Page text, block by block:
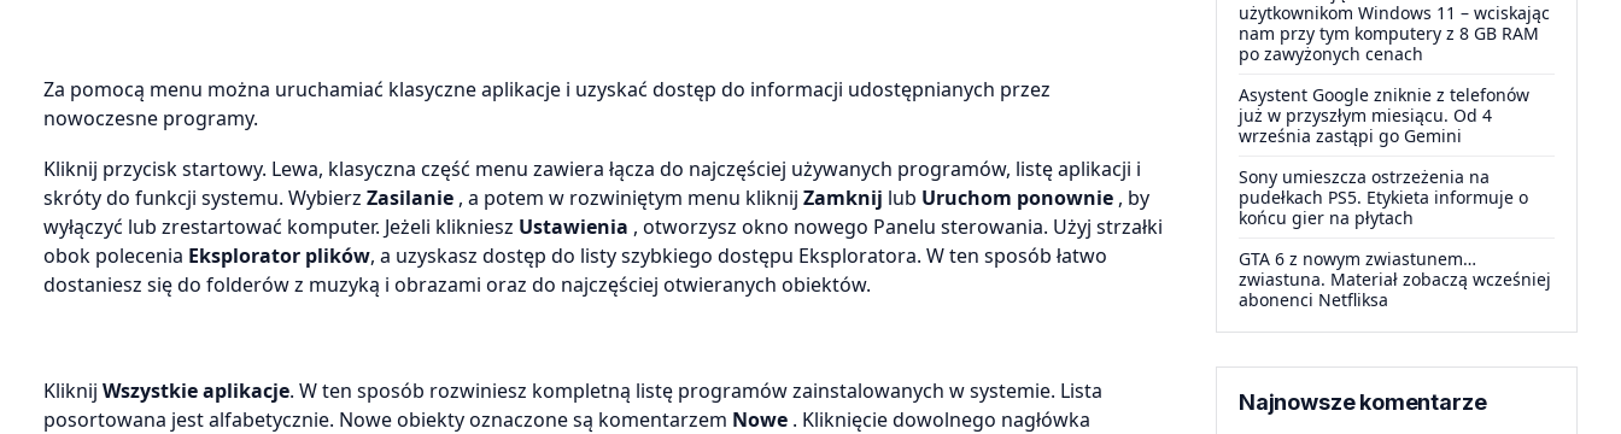
Za pomocą menu można uruchamiać klasyczne aplikacje i uzyskać dostęp do informacji udostępnianych przez
nowoczesne programy.
Kliknij przycisk startowy. Lewa, klasyczna część menu zawiera łącza do najczęściej używanych programów, listę aplikacji i
skróty do funkcji systemu. Wybierz Zasilanie , a potem w rozwiniętym menu kliknij Zamknij lub Uruchom ponownie , by
wyłączyć lub zrestartować komputer. Jeżeli klikniesz Ustawienia , otworzysz okno nowego Panelu sterowania. Użyj strzałki
obok polecenia Eksplorator plików, a uzyskasz dostęp do listy szybkiego dostępu Eksploratora. W ten sposób łatwo
dostaniesz się do folderów z muzyką i obrazami oraz do najczęściej otwieranych obiektów.
Kliknij Wszystkie aplikacje. W ten sposób rozwiniesz kompletną listę programów zainstalowanych w systemie. Lista
posortowana jest alfabetycznie. Nowe obiekty oznaczone są komentarzem Nowe . Kliknięcie dowolnego nagłówka
użytkownikom Windows 11 – wciskając
nam przy tym komputery z 8 GB RAM
po zawyżonych cenach
Asystent Google zniknie z telefonów
już w przyszłym miesiącu. Od 4
września zastąpi go Gemini
Sony umieszcza ostrzeżenia na
pudełkach PS5. Etykieta informuje o
końcu gier na płytach
GTA 6 z nowym zwiastunem…
zwiastuna. Materiał zobaczą wcześniej
abonenci Netfliksa
Najnowsze komentarze